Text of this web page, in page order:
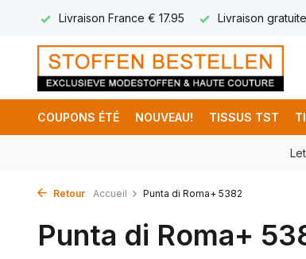
Livraison France € 17.95 Livraison
COUPONS ÉTÉ NOUVEAU! TISSUS TST
Retour Accueil Punta di Roma+ 5382
Punta di Roma+